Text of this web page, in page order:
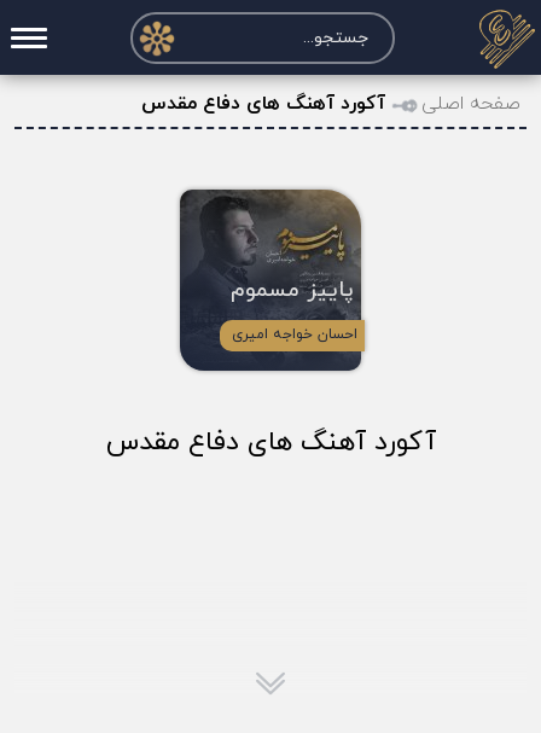
صفحه اصلی
نت و تبلچر
تماس با ما
حساب کاربری
صفحه اصلی آکورد آهنگ های دفاع مقدس
پاییز مسموم
احسان خواجه امیری
آکورد آهنگ های دفاع مقدس